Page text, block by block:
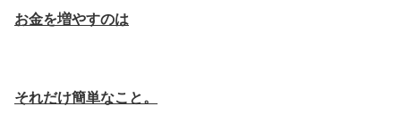
お金を増やすのは
それだけ簡単なこと。